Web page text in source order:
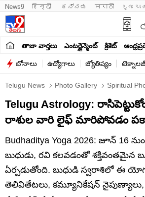
News9 हिन्दी ಕನ್ನಡ मराठी
తాజా వార్తలు ఎంటర్టైన్మెంట్ క్రికెట్
బోనాలు ఉద్యోగాలు జ్యోతిష్యం టెక్నాలజీ
Telugu News Photo Gallery Spiritual
Telugu Astrology:
రాశుల వారి లైఫ్ మారిపోవడం
Budhaditya Yoga 2026: జూన్ 16
బుధుడు, రవి కలవడంతో
ఏర్పడుతోంది. బుధుడి స్వరాశిలో ఈ
తెలివితేటలు, కమ్యూనికేషన్ నైపుణ్యాలు,